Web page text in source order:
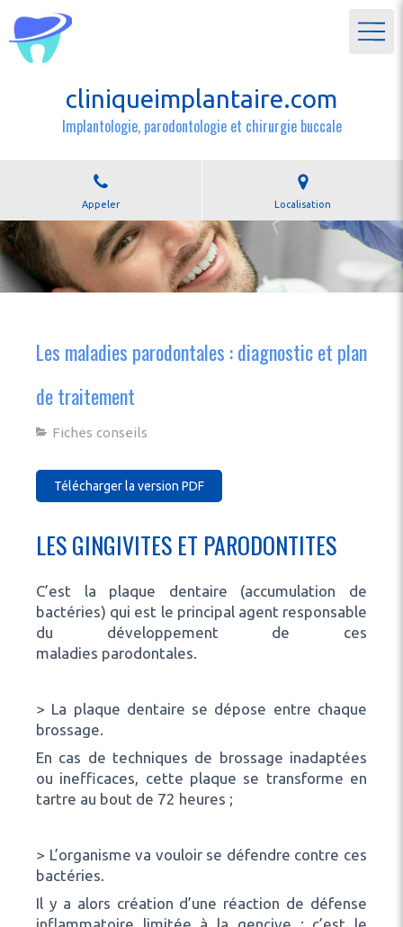
cliniqueimplantaire.com
Implantologie, parodontologie et chirurgie buccale
Appeler Localisation
Les maladies parodontales : diagnostic et plan
de traitement
Fiches conseils
Télécharger la version PDF
LES GINGIVITES ET PARODONTITES
C’est la plaque dentaire (accumulation de
bactéries) qui est le principal agent responsable
du développement de ces
maladies parodontales.
> La plaque dentaire se dépose entre chaque
brossage.
En cas de techniques de brossage inadaptées
ou inefficaces, cette plaque se transforme en
tartre au bout de 72 heures ;
> L’organisme va vouloir se défendre contre ces
bactéries.
Il y a alors création d’une réaction de défense